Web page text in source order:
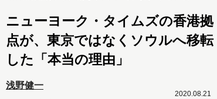
ニューヨーク・タイムズの香港拠
点が、東京ではなくソウルへ移転
した「本当の理由」
浅野健一
2020.08.21